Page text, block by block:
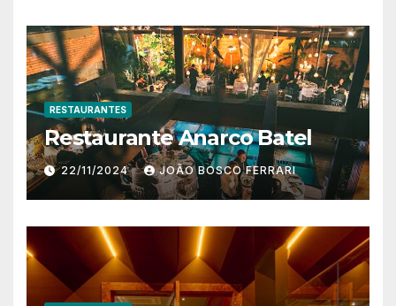
RESTAURANTES
Restaurante Anarco Batel
22/11/2024 JOÃO BOSCO FERRARI